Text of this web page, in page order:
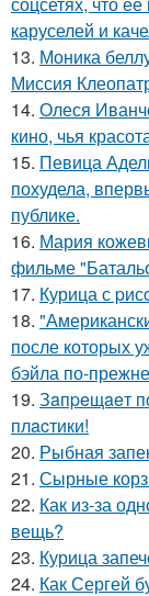
каруселей и
13. Моника
Миссия
14. Олеся
кино, чья
15. Певица
похудела,
публике.
16. Мария
фильме
17. Курица с
18.
после которых
бэйла по-
19. Зaпpeщaeт
плacтики!
20. Рыбная
21. Сырные
22. Как из-за
вещь?
23. Курица
24. Как Сергей